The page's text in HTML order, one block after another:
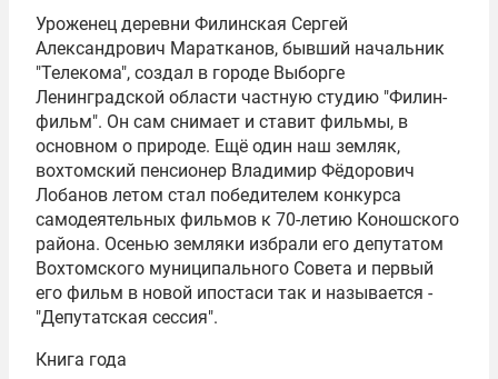
Уроженец деревни Филинская Сергей
Александрович Маратканов, бывший начальник
"Телекома", создал в городе Выборге
Ленинградской области частную студию "Филин-
фильм". Он сам снимает и ставит фильмы, в
основном о природе. Ещё один наш земляк,
вохтомский пенсионер Владимир Фёдорович
Лобанов летом стал победителем конкурса
самодеятельных фильмов к 70-летию Коношского
района. Осенью земляки избрали его депутатом
Вохтомского муниципального Совета и первый
его фильм в новой ипостаси так и называется -
"Депутатская сессия".
Книга года